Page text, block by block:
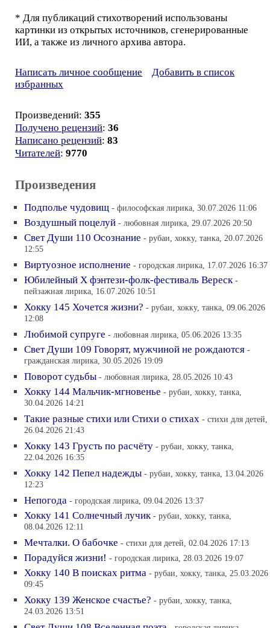
* Для публикаций стихотворений использованы
картинки из открытых источников, сгенерированные
ИИ, а также из личного архива автора.
Написать личное сообщение
Добавить в список
избранных
Произведений: 355
Получено рецензий: 36
Написано рецензий: 83
Читателей: 9770
Произведения
Подполье чудовищ - философская лирика, 30.07.2026 11:06
Воздушный поцелуй - любовная лирика, 29.07.2026 20:50
Свет Души 110 Осознание - рубаи, хокку, танка, 20.07.2026
12:55
Виртуозное исполнение - городская лирика, 17.07.2026 16:37
Юбилейный Х фэнтези-фолк-фестиваль Вереск -
пейзажная лирика, 16.07.2026 10:51
Хокку 145 Хочется жизни? - рубаи, хокку, танка, 09.06.2026
12:08
Любимой супруге - любовная лирика, 05.06.2026 13:35
Свет Души 109 Говорят, мужчиной не рождаются -
гражданская лирика, 30.05.2026 19:09
Поворот судьбы - любовная лирика, 28.05.2026 10:43
Хокку 144 Мальчик-мгновенье - рубаи, хокку, танка,
30.04.2026 14:21
Такие разные стихи или Стихи о стихах - стихи для детей,
26.04.2026 21:43
Хокку 143 Грусть по расчёту - рубаи, хокку, танка,
22.04.2026 16:35
Хокку 142 Пепел надежды - рубаи, хокку, танка, 13.04.2026
12:23
Непогода - городская лирика, 09.04.2026 13:37
Хокку 141 Солнечный лучик - рубаи, хокку, танка,
08.04.2026 12:11
Мечталки. О бабочке - стихи для детей, 02.04.2026 17:13
Порадуйся жизни! - городская лирика, 28.03.2026 19:07
Хокку 140 В поисках ритма - рубаи, хокку, танка, 25.03.2026
09:45
Хокку 139 Женское счастье? - рубаи, хокку, танка,
24.03.2026 13:51